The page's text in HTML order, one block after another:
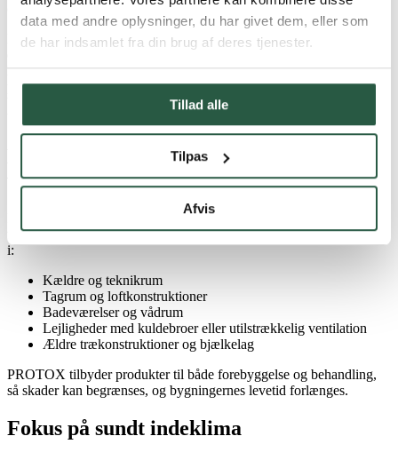
data med andre oplysninger, du har givet dem, eller som
de har indsamlet fra din brug af deres tjenester.
Tillad alle
Tilpas
Afvis
og sikre et sundt indeklima for beboerne.
Hos PROTOX samarbejder vi med facility managers,
ejendomsinspektører, driftspersonale, rådgivere og håndværkere om
løsninger til vedligeholdelse og sanering af boligbyggeri. Vores
produkter anvendes professionelt til forebyggelse, behandling og
beskyttelse af bygningsmaterialer mod blandt andet skimmel,
Effektive løsninger til boligdrift og
vedligeholdelse
I boligforeninger og udlejningsejendomme kan fugt og manglende
ventilation hurtigt udvikle sig til større problemer. Det gælder særligt
i:
Kældre og teknikrum
Tagrum og loftkonstruktioner
Badeværelser og vådrum
Lejligheder med kuldebroer eller utilstrækkelig ventilation
Ældre trækonstruktioner og bjælkelag
PROTOX tilbyder produkter til både forebyggelse og behandling,
så skader kan begrænses, og bygningernes levetid forlænges.
Fokus på sundt indeklima